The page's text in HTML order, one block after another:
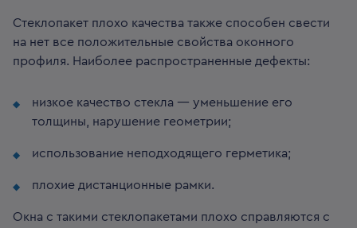
Стеклопакет плохо качества также способен свести
на нет все положительные свойства оконного
профиля. Наиболее распространенные дефекты:
низкое качество стекла — уменьшение его
толщины, нарушение геометрии;
использование неподходящего герметика;
плохие дистанционные рамки.
Окна с такими стеклопакетами плохо справляются с